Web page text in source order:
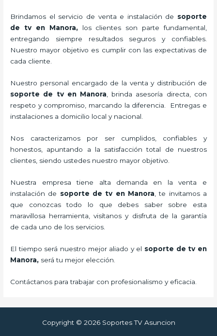
Brindamos el servicio de venta e instalación de soporte
de tv en Manora, los clientes son parte fundamental,
entregando siempre resultados seguros y confiables.
Nuestro mayor objetivo es cumplir con las expectativas de
cada cliente.
Nuestro personal encargado de la venta y distribución de
soporte de tv en Manora, brinda asesoría directa, con
respeto y compromiso, marcando la diferencia. Entregas e
instalaciones a domicilio local y nacional.
Nos caracterizamos por ser cumplidos, confiables y
honestos, apuntando a la satisfacción total de nuestros
clientes, siendo ustedes nuestro mayor objetivo.
Nuestra empresa tiene alta demanda en la venta e
instalación de soporte de tv en Manora , te invitamos a
que conozcas todo lo que debes saber sobre esta
maravillosa herramienta, visítanos y disfruta de la garantía
de cada uno de los servicios.
El tiempo será nuestro mejor aliado y el soporte de tv en
Manora, será tu mejor elección.
Contáctanos para trabajar con profesionalismo y eficacia.
Copyright © 2026 Soportes TV Asuncion